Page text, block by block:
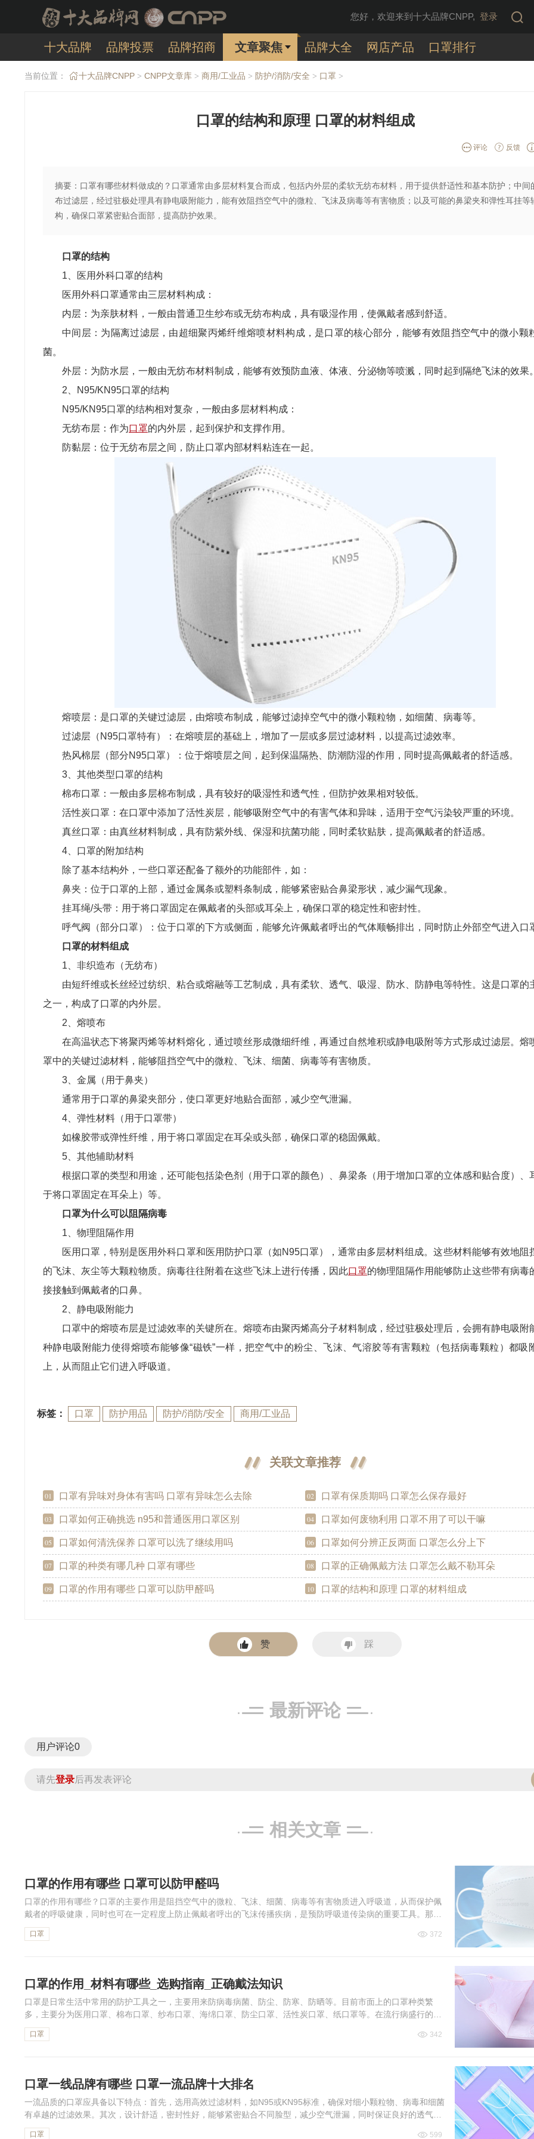
您好，欢迎来到十大品牌CNPP, 登录
十大品牌 品牌投票 品牌招商 文章聚焦 品牌大全 网店产品 口罩排行
当前位置： 十大品牌CNPP > CNPP文章库 > 商用/工业品 > 防护/消防/安全 > 口罩 >
口罩的结构和原理 口罩的材料组成
评论 反馈
摘要：口罩有哪些材料做成的？口罩通常由多层材料复合而成，包括内外层的柔软无纺布材料，用于提供舒适性和基本防护；中间
布过滤层，经过驻极处理具有静电吸附能力，能有效阻挡空气中的微粒、飞沫及病毒等有害物质；以及可能的鼻梁夹和弹性耳挂等
构，确保口罩紧密贴合面部，提高防护效果。
口罩的结构
1、医用外科口罩的结构
医用外科口罩通常由三层材料构成：
内层：为亲肤材料，一般由普通卫生纱布或无纺布构成，具有吸湿作用，使佩戴者感到舒适。
中间层：为隔离过滤层，由超细聚丙烯纤维熔喷材料构成，是口罩的核心部分，能够有效阻挡空气中的微小颗
菌。
外层：为防水层，一般由无纺布材料制成，能够有效预防血液、体液、分泌物等喷溅，同时起到隔绝飞沫的效果
2、N95/KN95口罩的结构
N95/KN95口罩的结构相对复杂，一般由多层材料构成：
无纺布层：作为口罩的内外层，起到保护和支撑作用。
防黏层：位于无纺布层之间，防止口罩内部材料粘连在一起。
熔喷层：是口罩的关键过滤层，由熔喷布制成，能够过滤掉空气中的微小颗粒物，如细菌、病毒等。
过滤层（N95口罩特有）：在熔喷层的基础上，增加了一层或多层过滤材料，以提高过滤效率。
热风棉层（部分N95口罩）：位于熔喷层之间，起到保温隔热、防潮防湿的作用，同时提高佩戴者的舒适感。
3、其他类型口罩的结构
棉布口罩：一般由多层棉布制成，具有较好的吸湿性和透气性，但防护效果相对较低。
活性炭口罩：在口罩中添加了活性炭层，能够吸附空气中的有害气体和异味，适用于空气污染较严重的环境。
真丝口罩：由真丝材料制成，具有防紫外线、保湿和抗菌功能，同时柔软贴肤，提高佩戴者的舒适感。
4、口罩的附加结构
除了基本结构外，一些口罩还配备了额外的功能部件，如：
鼻夹：位于口罩的上部，通过金属条或塑料条制成，能够紧密贴合鼻梁形状，减少漏气现象。
挂耳绳/头带：用于将口罩固定在佩戴者的头部或耳朵上，确保口罩的稳定性和密封性。
呼气阀（部分口罩）：位于口罩的下方或侧面，能够允许佩戴者呼出的气体顺畅排出，同时防止外部空气进入口
口罩的材料组成
1、非织造布（无纺布）
由短纤维或长丝经过纺织、粘合或熔融等工艺制成，具有柔软、透气、吸湿、防水、防静电等特性。这是口罩的
之一，构成了口罩的内外层。
2、熔喷布
在高温状态下将聚丙烯等材料熔化，通过喷丝形成微细纤维，再通过自然堆积或静电吸附等方式形成过滤层。熔
罩中的关键过滤材料，能够阻挡空气中的微粒、飞沫、细菌、病毒等有害物质。
3、金属（用于鼻夹）
通常用于口罩的鼻梁夹部分，使口罩更好地贴合面部，减少空气泄漏。
4、弹性材料（用于口罩带）
如橡胶带或弹性纤维，用于将口罩固定在耳朵或头部，确保口罩的稳固佩戴。
5、其他辅助材料
根据口罩的类型和用途，还可能包括染色剂（用于口罩的颜色）、鼻梁条（用于增加口罩的立体感和贴合度）、
于将口罩固定在耳朵上）等。
口罩为什么可以阻隔病毒
1、物理阻隔作用
医用口罩，特别是医用外科口罩和医用防护口罩（如N95口罩），通常由多层材料组成。这些材料能够有效地阻
的飞沫、灰尘等大颗粒物质。病毒往往附着在这些飞沫上进行传播，因此口罩的物理阻隔作用能够防止这些带有病毒
接接触到佩戴者的口鼻。
2、静电吸附能力
口罩中的熔喷布层是过滤效率的关键所在。熔喷布由聚丙烯高分子材料制成，经过驻极处理后，会拥有静电吸附
种静电吸附能力使得熔喷布能够像“磁铁”一样，把空气中的粉尘、飞沫、气溶胶等有害颗粒（包括病毒颗粒）都吸
上，从而阻止它们进入呼吸道。
标签： 口罩 防护用品 防护/消防/安全 商用/工业品
关联文章推荐
01 口罩有异味对身体有害吗 口罩有异味怎么去除 02 口罩有保质期吗 口罩怎么保存最好
03 口罩如何正确挑选 n95和普通医用口罩区别 04 口罩如何废物利用 口罩不用了可以干嘛
05 口罩如何清洗保养 口罩可以洗了继续用吗 06 口罩如何分辨正反两面 口罩怎么分上下
07 口罩的种类有哪几种 口罩有哪些 08 口罩的正确佩戴方法 口罩怎么戴不勒耳朵
09 口罩的作用有哪些 口罩可以防甲醛吗 10 口罩的结构和原理 口罩的材料组成
赞 踩
最新评论
用户评论0
请先登录后再发表评论
相关文章
口罩的作用有哪些 口罩可以防甲醛吗
口罩的作用有哪些？口罩的主要作用是阻挡空气中的微粒、飞沫、细菌、病毒等有害物质进入呼吸道，从而保护佩
戴者的呼吸健康，同时也可在一定程度上防止佩戴者呼出的飞沫传播疾病，是预防呼吸道传染病的重要工具。那么
口罩可以防甲醛吗？口罩可以防晒吗？下面为大家介绍。
口罩 372
口罩的作用_材料有哪些_选购指南_正确戴法知识
口罩是日常生活中常用的防护工具之一，主要用来防病毒病菌、防尘、防寒、防晒等。目前市面上的口罩种类繁
多，主要分为医用口罩、棉布口罩、纱布口罩、海绵口罩、防尘口罩、活性炭口罩、纸口罩等。在流行病盛行的时
期，正确带好防护口罩是很重要的，那么口罩的正确戴法是怎样？口罩怎么选？下面为大家介...
口罩 342
口罩一线品牌有哪些 口罩一流品牌十大排名
一流品质的口罩应具备以下特点：首先，选用高效过滤材料，如N95或KN95标准，确保对细小颗粒物、病毒和细菌
有卓越的过滤效果。其次，设计舒适，密封性好，能够紧密贴合不同脸型，减少空气泄漏，同时保证良好的透气
性，让呼吸顺畅无阻，即使长时间佩戴也不会感到憋闷。再者，口罩还应具备防水防汗...
口罩 599